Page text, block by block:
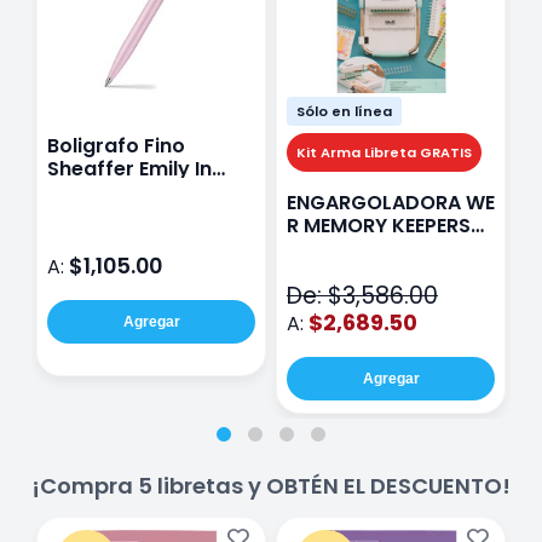
Boligrafo Fino
Sheaffer Emily In
A: $1,105.00
Agregar
Sólo en línea
Kit Arma Libreta GRATIS
ENGARGOLADORA WE
R MEMORY KEEPERS
De: $3,586.00
A: $2,689.50
Agregar
¡Compra 5 libretas y OBTÉN EL DESCUENTO!